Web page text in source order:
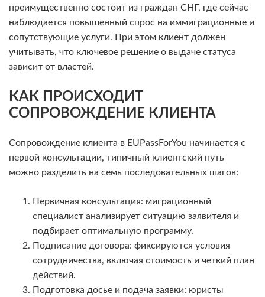
преимущественно состоит из граждан СНГ, где сейчас
наблюдается повышенный спрос на иммиграционные и
сопутствующие услуги. При этом клиент должен
учитывать, что ключевое решение о выдаче статуса
зависит от властей.
КАК ПРОИСХОДИТ
СОПРОВОЖДЕНИЕ КЛИЕНТА
Сопровождение клиента в EUPassForYou начинается с
первой консультации, типичный клиентский путь
можно разделить на семь последовательных шагов:
Первичная консультация: миграционный
специалист анализирует ситуацию заявителя и
подбирает оптимальную программу.
Подписание договора: фиксируются условия
сотрудничества, включая стоимость и четкий план
действий.
Подготовка досье и подача заявки: юристы